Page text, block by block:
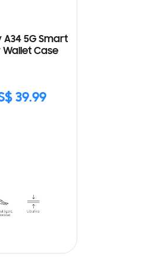
A34 5G Smart
Wallet Case
39.99